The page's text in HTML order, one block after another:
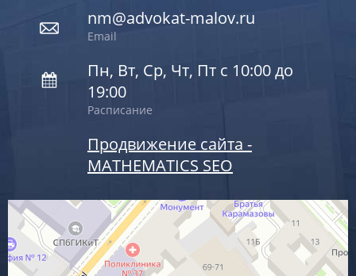
nm@advokat-malov.ru
Email
Пн, Вт, Ср, Чт, Пт с 10:00 до
19:00
Расписание
Продвижение сайта -
MATHEMATICS SEO